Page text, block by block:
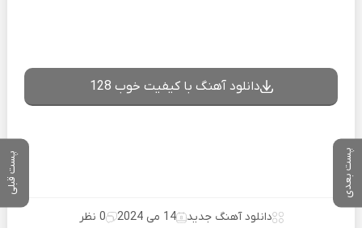
پست بعدی پست قبلی
دانلود آهنگ با کیفیت خوب 128
دانلود آهنگ جدید 14 می 2024 0 نظر